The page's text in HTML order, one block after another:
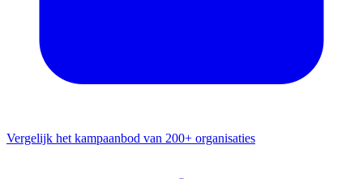
Vergelijk het kampaanbod van 200+ organisaties